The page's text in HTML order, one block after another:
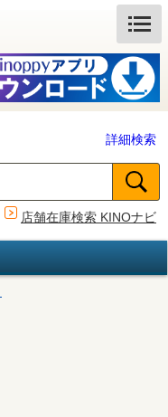
詳細検索
店舗在庫検索 KINOナビ